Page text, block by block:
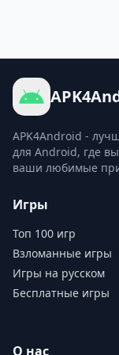
APK4Android -
для Android, где
ваши любимые
Игры
Топ 100 игр
Взломанные игры
Игры на русском
Бесплатные игры
О нас